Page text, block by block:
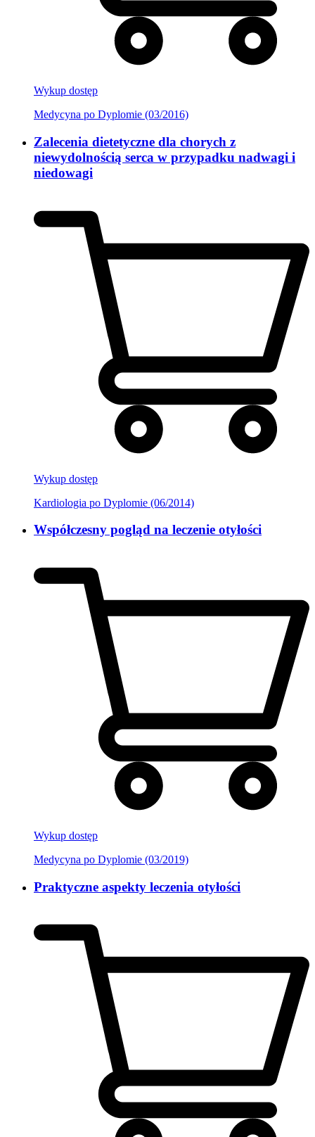
Wykup dostęp
Medycyna po Dyplomie (03/2016)
Zalecenia dietetyczne dla chorych z
niewydolnością serca w przypadku nadwagi i
niedowagi
Wykup dostęp
Kardiologia po Dyplomie (06/2014)
Współczesny pogląd na leczenie otyłości
Wykup dostęp
Medycyna po Dyplomie (03/2019)
Praktyczne aspekty leczenia otyłości